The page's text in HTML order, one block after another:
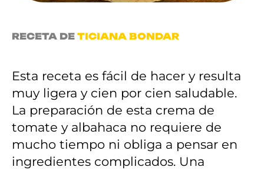
RECETA DE TICIANA BONDAR
Esta receta es fácil de hacer y resulta
muy ligera y cien por cien saludable.
La preparación de esta crema de
tomate y albahaca no requiere de
mucho tiempo ni obliga a pensar en
ingredientes complicados. Una